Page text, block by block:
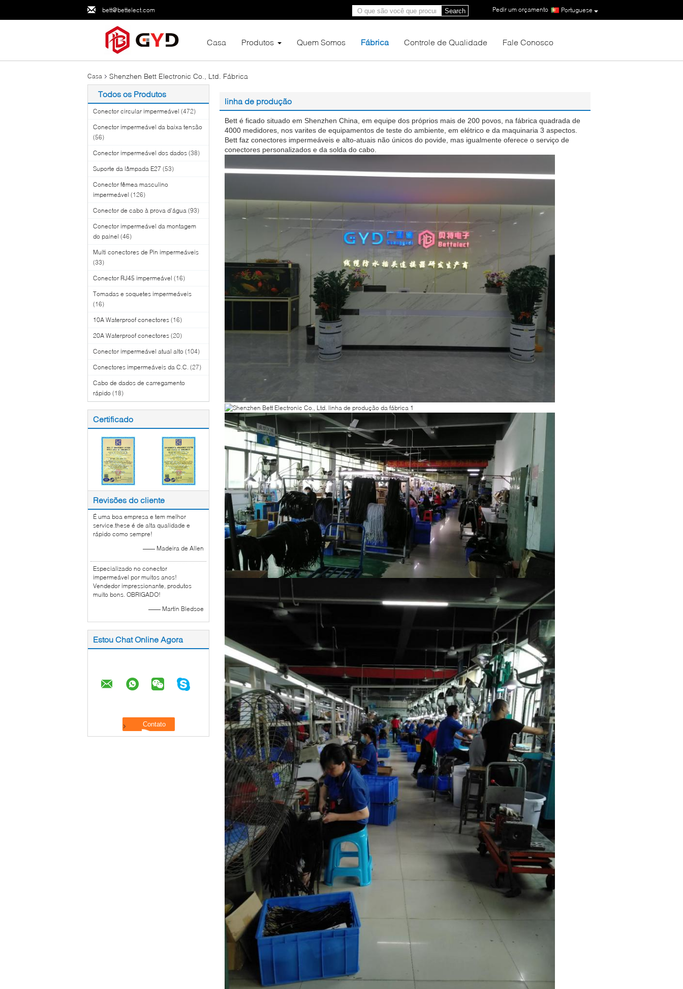
bett@bettelect.com Portuguese
Pedir um orçamento |
Search
Casa Produtos Quem Somos Fábrica Controle de Qualidade Fale Conosco
Casa Shenzhen Bett Electronic Co., Ltd. Fábrica
Todos os Produtos
Conector circular impermeável (472)
Conector impermeável da baixa tensão
(56)
Conector impermeável dos dados (38)
Suporte da lâmpada E27 (53)
Conector fêmea masculino
impermeável (126)
Conector de cabo à prova d'água (93)
Conector impermeável da montagem
do painel (46)
Multi conectores de Pin impermeáveis
(33)
Conector RJ45 impermeável (16)
Tomadas e soquetes impermeáveis
(16)
10A Waterproof conectores (16)
20A Waterproof conectores (20)
Conector impermeável atual alto (104)
Conectores impermeáveis da C.C. (27)
Cabo de dados de carregamento
rápido (18)
Certificado
Revisões do cliente
É uma boa empresa e tem melhor
service.these é de alta qualidade e
rápido como sempre!
—— Madeira de Allen
Especializado no conector
impermeável por muitos anos!
Vendedor impressionante, produtos
muito bons. OBRIGADO!
—— Martin Bledsoe
Estou Chat Online Agora
linha de produção
Bett é ficado situado em Shenzhen China, em equipe dos próprios mais de 200 povos, na fábrica quadrada de
4000 medidores, nos varites de equipamentos de teste do ambiente, em elétrico e da maquinaria 3 aspectos.
Bett faz conectores impermeáveis e alto-atuais não únicos do povide, mas igualmente oferece o serviço de
conectores personalizados e da solda do cabo.